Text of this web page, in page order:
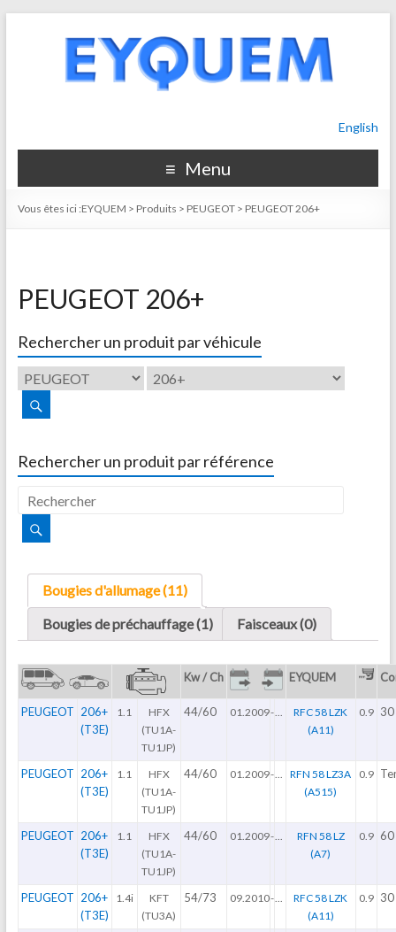
English
Menu
Vous êtes ici :EYQUEM > Produits > PEUGEOT> PEUGEOT 206+
PEUGEOT 206+
Rechercher un produit par véhicule
Rechercher un produit par référence
Bougies d'allumage (11)
Bougies de préchauffage (1)
Faisceaux (0)
Kw / Ch EYQUEM
PEUGEOT 206+
(T3E)
1.1
HFX
(TU1A-
TU1JP)
44/60 01.2009-
RFC 58 LZK
(A11)
0.9
PEUGEOT 206+
(T3E)
1.1
HFX
(TU1A-
TU1JP)
44/60 01.2009-
RFN 58 LZ3A
(A515)
0.9
PEUGEOT 206+
(T3E)
1.1
HFX
(TU1A-
TU1JP)
44/60 01.2009-
RFN 58 LZ
(A7)
0.9 60
PEUGEOT 206+
(T3E)
1.4i
KFT
(TU3A)
54/73 09.2010-
RFC 58 LZK
(A11)
0.9